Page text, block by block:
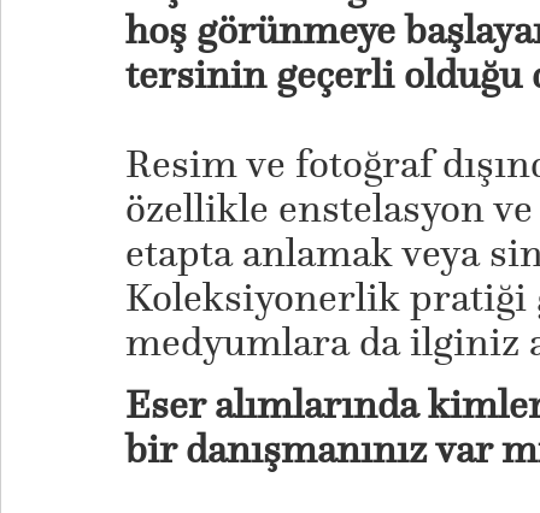
hoş görünmeye
tersinin geçerli olduğu
Resim ve fotoğraf
özellikle enstelasyon
etapta anlamak veya
Koleksiyonerlik pratiği
medyumlara da ilginiz
Eser alımlarında
bir danışmanınız var